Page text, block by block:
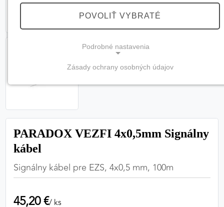
PARADOX VEZFI 4x0,5mm Signálny
kábel
Signálny kábel pre EZS, 4x0,5 mm, 100m
45,20 €/ ks
POVOLIŤ VYBRATÉ
Podrobné nastavenia
Tieto cookies sú potrebné na správne fungovanie
zabezpečiť jej plnú funkčnosť.
PREFERENČNÉ COOKIES
Zásady ochrany osobných údajov